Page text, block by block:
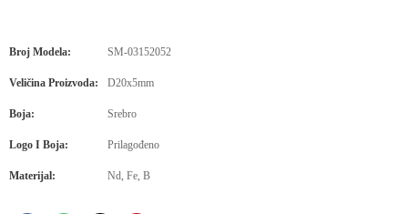
Broj Modela: SM-03152052
Veličina Proizvoda: D20x5mm
Boja: Srebro
Logo I Boja: Prilagođeno
Materijal: Nd, Fe, B